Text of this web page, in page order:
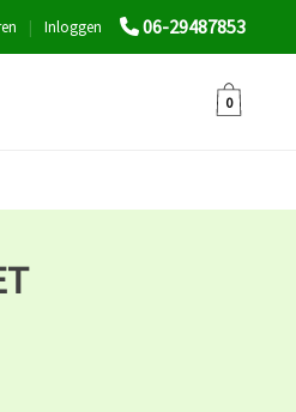
06-29487853
Inloggen
|
0